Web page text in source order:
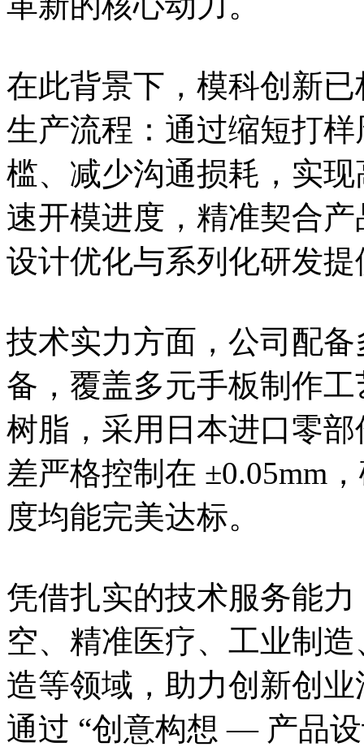
在此背景下，模科创新
生产流程：通过缩短打
槛、减少沟通损耗，实
速开模进度，精准契合
设计优化与系列化研发
技术实力方面，公司配
备，覆盖多元手板制作工
树脂，采用日本进口零
差严格控制在 ±0.05mm
度均能完美达标。
凭借扎实的技术服务能
空、精准医疗、工业制
造等领域，助力创新创
通过 “创意构想 — 产品